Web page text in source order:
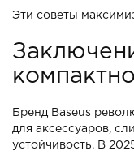
Эти советы
Бренд Baseus
для аксессуаров,
устойчивость. В